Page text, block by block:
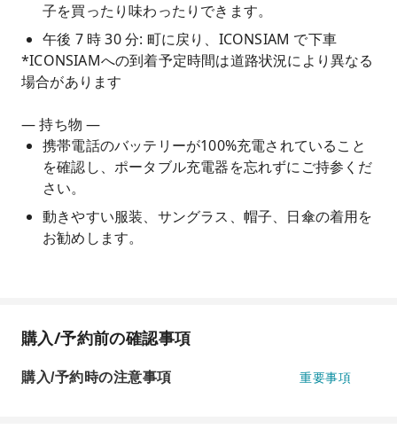
子を買ったり味わったりできます。
午後 7 時 30 分: 町に戻り、ICONSIAM で下車
*ICONSIAMへの到着予定時間は道路状況により異なる
場合があります
— 持ち物 —
携帯電話のバッテリーが100%充電されていること
を確認し、ポータブル充電器を忘れずにご持参くだ
さい。
動きやすい服装、サングラス、帽子、日傘の着用を
お勧めします。
購入/予約前の確認事項
購入/予約時の注意事項 重要事項